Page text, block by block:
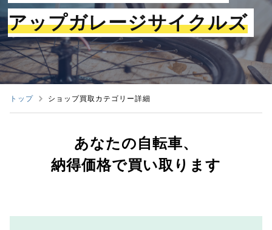
アップガレージサイクルズ
トップ ショップ買取カテゴリー詳細
あなたの自転車、
納得価格で買い取ります